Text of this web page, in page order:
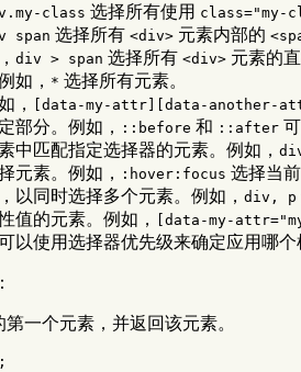
class 选择所有使用 class="my-
span 选择所有 <div> 元素内部的
div > span 选择所有 <div> 元素的
如， * 选择所有元素。
，
[data-my-attr][data-another-
部分。例如，
::before 和 ::after
中匹配指定选择器的元素。例如，
元素。例如，
:hover:focus 选择当
以同时选择多个元素。例如， div, p
值的元素。例如，
[data-my-
使用选择器优先级来确定应用哪
一个元素，并返回该元素。